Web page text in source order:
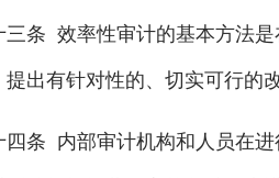
效率性审计的基本方法是
出有针对性的、切实可行的
内部审计机构和人员在进